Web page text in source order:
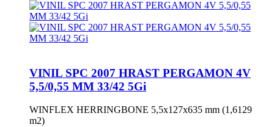
VINIL SPC 2007 HRAST PERGAMON 4V
5,5/0,55 MM 33/42 5Gi
WINFLEX HERRINGBONE 5,5x127x635 mm (1,6129
m2)